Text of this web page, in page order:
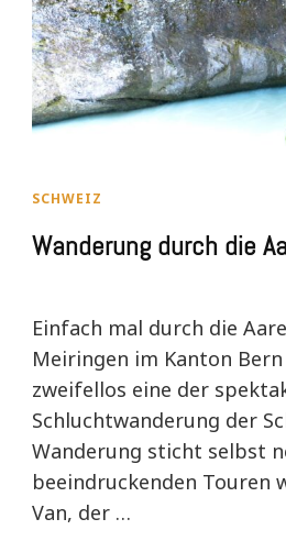
SCHWEIZ
Wanderung durch die
Einfach mal durch die
Meiringen im Kanton
zweifellos eine der
Schluchtwanderung der
Wanderung sticht selbst
beeindruckenden Touren
Van, der …